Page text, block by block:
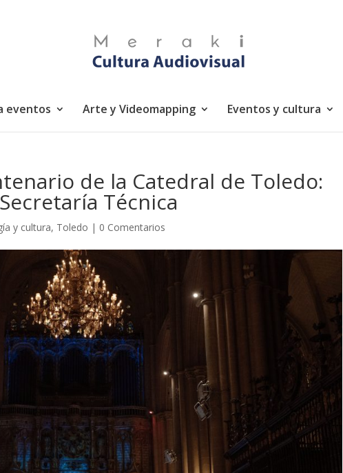
eventos Arte y Videomapping Eventos y cultura
de la Catedral de Toledo:
Técnica
y cultura, Toledo | 0 Comentarios